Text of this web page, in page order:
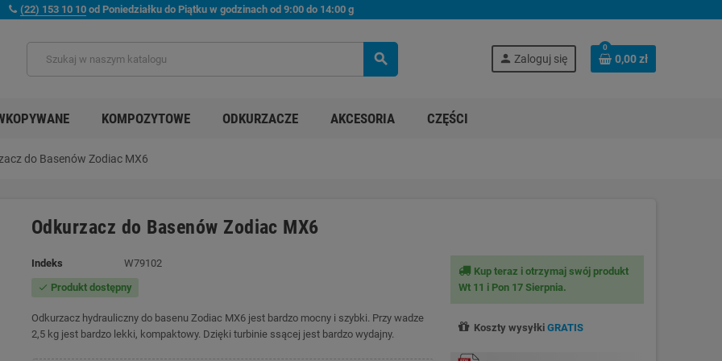
(22) 153 10 10 od Poniedziałku do Piątku w godzinach od 9:00 do 14:00 g
search person Zaloguj się
0
0,00 zł
KOMPOZYTOWE ODKURZACZE AKCESORIA CZĘŚCI
do Basenów Zodiac MX6
Odkurzacz do Basenów Zodiac MX6
Indeks W79102
check Produkt dostępny
Odkurzacz hydrauliczny do basenu Zodiac MX6 jest bardzo mocny i szybki. Przy wadze
2,5 kg jest bardzo lekki, kompaktowy. Dzięki turbinie ssącej jest bardzo wydajny.
Kup teraz i otrzymaj swój produkt
Wt 11 i Pon 17 Sierpnia.
Koszty wysyłki GRATIS